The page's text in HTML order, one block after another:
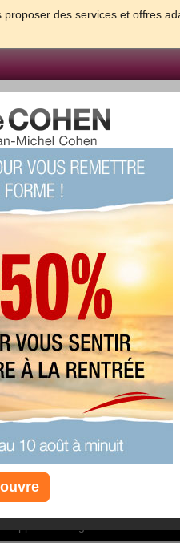
des services et offres
GROSSESSE & BEBE
et être bien dans sa
PLUS
COACHING
régime gratuit